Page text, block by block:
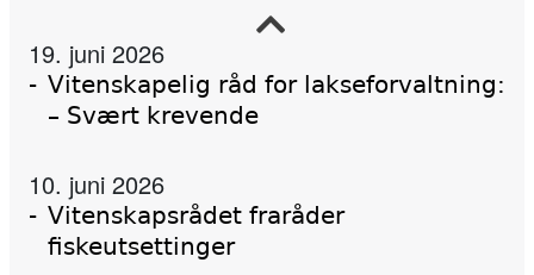
19. juni 2026
Vitenskapelig råd for lakseforvaltning:
– Svært krevende
10. juni 2026
Vitenskapsrådet fraråder
fiskeutsettinger